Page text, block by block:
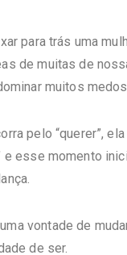
para trás uma
de muitas de
muitos medos.
pelo “querer”,
esse momento
vontade de
de ser.